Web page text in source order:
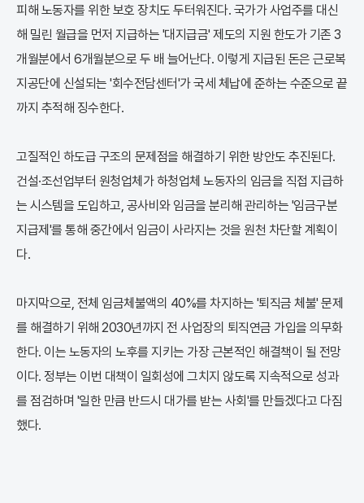
피해 노동자를 위한 보호 장치도 두터워진다. 국가가 사업주를 대신
해 밀린 월급을 먼저 지급하는 '대지급금' 제도의 지원 한도가 기존 3
개월분에서 6개월분으로 두 배 늘어난다. 이렇게 지급된 돈은 근로복
지공단에 신설되는 '회수전담센터'가 국세 체납에 준하는 수준으로 끝
까지 추적해 징수한다.
고질적인 하도급 구조의 문제점을 해결하기 위한 방안도 추진된다.
건설·조선업부터 원청업체가 하청업체 노동자의 임금을 직접 지급하
는 시스템을 도입하고, 공사비와 임금을 분리해 관리하는 '임금구분
지급제'를 통해 중간에서 임금이 사라지는 것을 원천 차단할 계획이
다.
마지막으로, 전체 임금체불액의 40%를 차지하는 '퇴직금 체불' 문제
를 해결하기 위해 2030년까지 전 사업장의 퇴직연금 가입을 의무화
한다. 이는 노동자의 노후를 지키는 가장 근본적인 해결책이 될 전망
이다. 정부는 이번 대책이 일회성에 그치지 않도록 지속적으로 성과
를 점검하며 '일한 만큼 반드시 대가를 받는 사회'를 만들겠다고 다짐
했다.